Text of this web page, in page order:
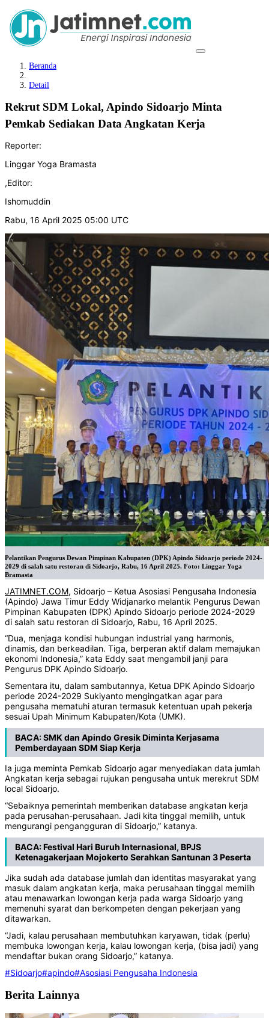
Beranda
Detail
Rekrut SDM Lokal, Apindo Sidoarjo Minta
Pemkab Sediakan Data Angkatan Kerja
Reporter:
Linggar Yoga Bramasta
,Editor:
Ishomuddin
Rabu, 16 April 2025 05:00 UTC
Pelantikan Pengurus Dewan Pimpinan Kabupaten (DPK) Apindo Sidoarjo periode 2024-
2029 di salah satu restoran di Sidoarjo, Rabu, 16 April 2025. Foto: Linggar Yoga
Bramasta
JATIMNET.COM, Sidoarjo – Ketua Asosiasi Pengusaha Indonesia
(Apindo) Jawa Timur Eddy Widjanarko melantik Pengurus Dewan
Pimpinan Kabupaten (DPK) Apindo Sidoarjo periode 2024-2029
di salah satu restoran di Sidoarjo, Rabu, 16 April 2025.
“Dua, menjaga kondisi hubungan industrial yang harmonis,
dinamis, dan berkeadilan. Tiga, berperan aktif dalam memajukan
ekonomi Indonesia,” kata Eddy saat mengambil janji para
Pengurus DPK Apindo Sidoarjo.
Sementara itu, dalam sambutannya, Ketua DPK Apindo Sidoarjo
periode 2024-2029 Sukiyanto mengingatkan agar para
pengusaha mematuhi aturan termasuk ketentuan upah pekerja
sesuai Upah Minimum Kabupaten/Kota (UMK).
BACA:SMK dan Apindo Gresik Diminta Kerjasama
Pemberdayaan SDM Siap Kerja
Ia juga meminta Pemkab Sidoarjo agar menyediakan data jumlah
Angkatan kerja sebagai rujukan pengusaha untuk merekrut SDM
local Sidoarjo.
“Sebaiknya pemerintah memberikan database angkatan kerja
pada perusahan-perusahaan. Jadi kita tinggal memilih, untuk
mengurangi pengangguran di Sidoarjo,” katanya.
BACA:Festival Hari Buruh Internasional, BPJS
Ketenagakerjaan Mojokerto Serahkan Santunan 3 Peserta
Jika sudah ada database jumlah dan identitas masyarakat yang
masuk dalam angkatan kerja, maka perusahaan tinggal memilih
atau menawarkan lowongan kerja pada warga Sidoarjo yang
memenuhi syarat dan berkompeten dengan pekerjaan yang
ditawarkan.
“Jadi, kalau perusahaan membutuhkan karyawan, tidak (perlu)
membuka lowongan kerja, kalau lowongan kerja, (bisa jadi) yang
mendaftar bukan orang Sidoarjo,” katanya.
#Sidoarjo#apindo#Asosiasi Pengusaha Indonesia
Berita Lainnya